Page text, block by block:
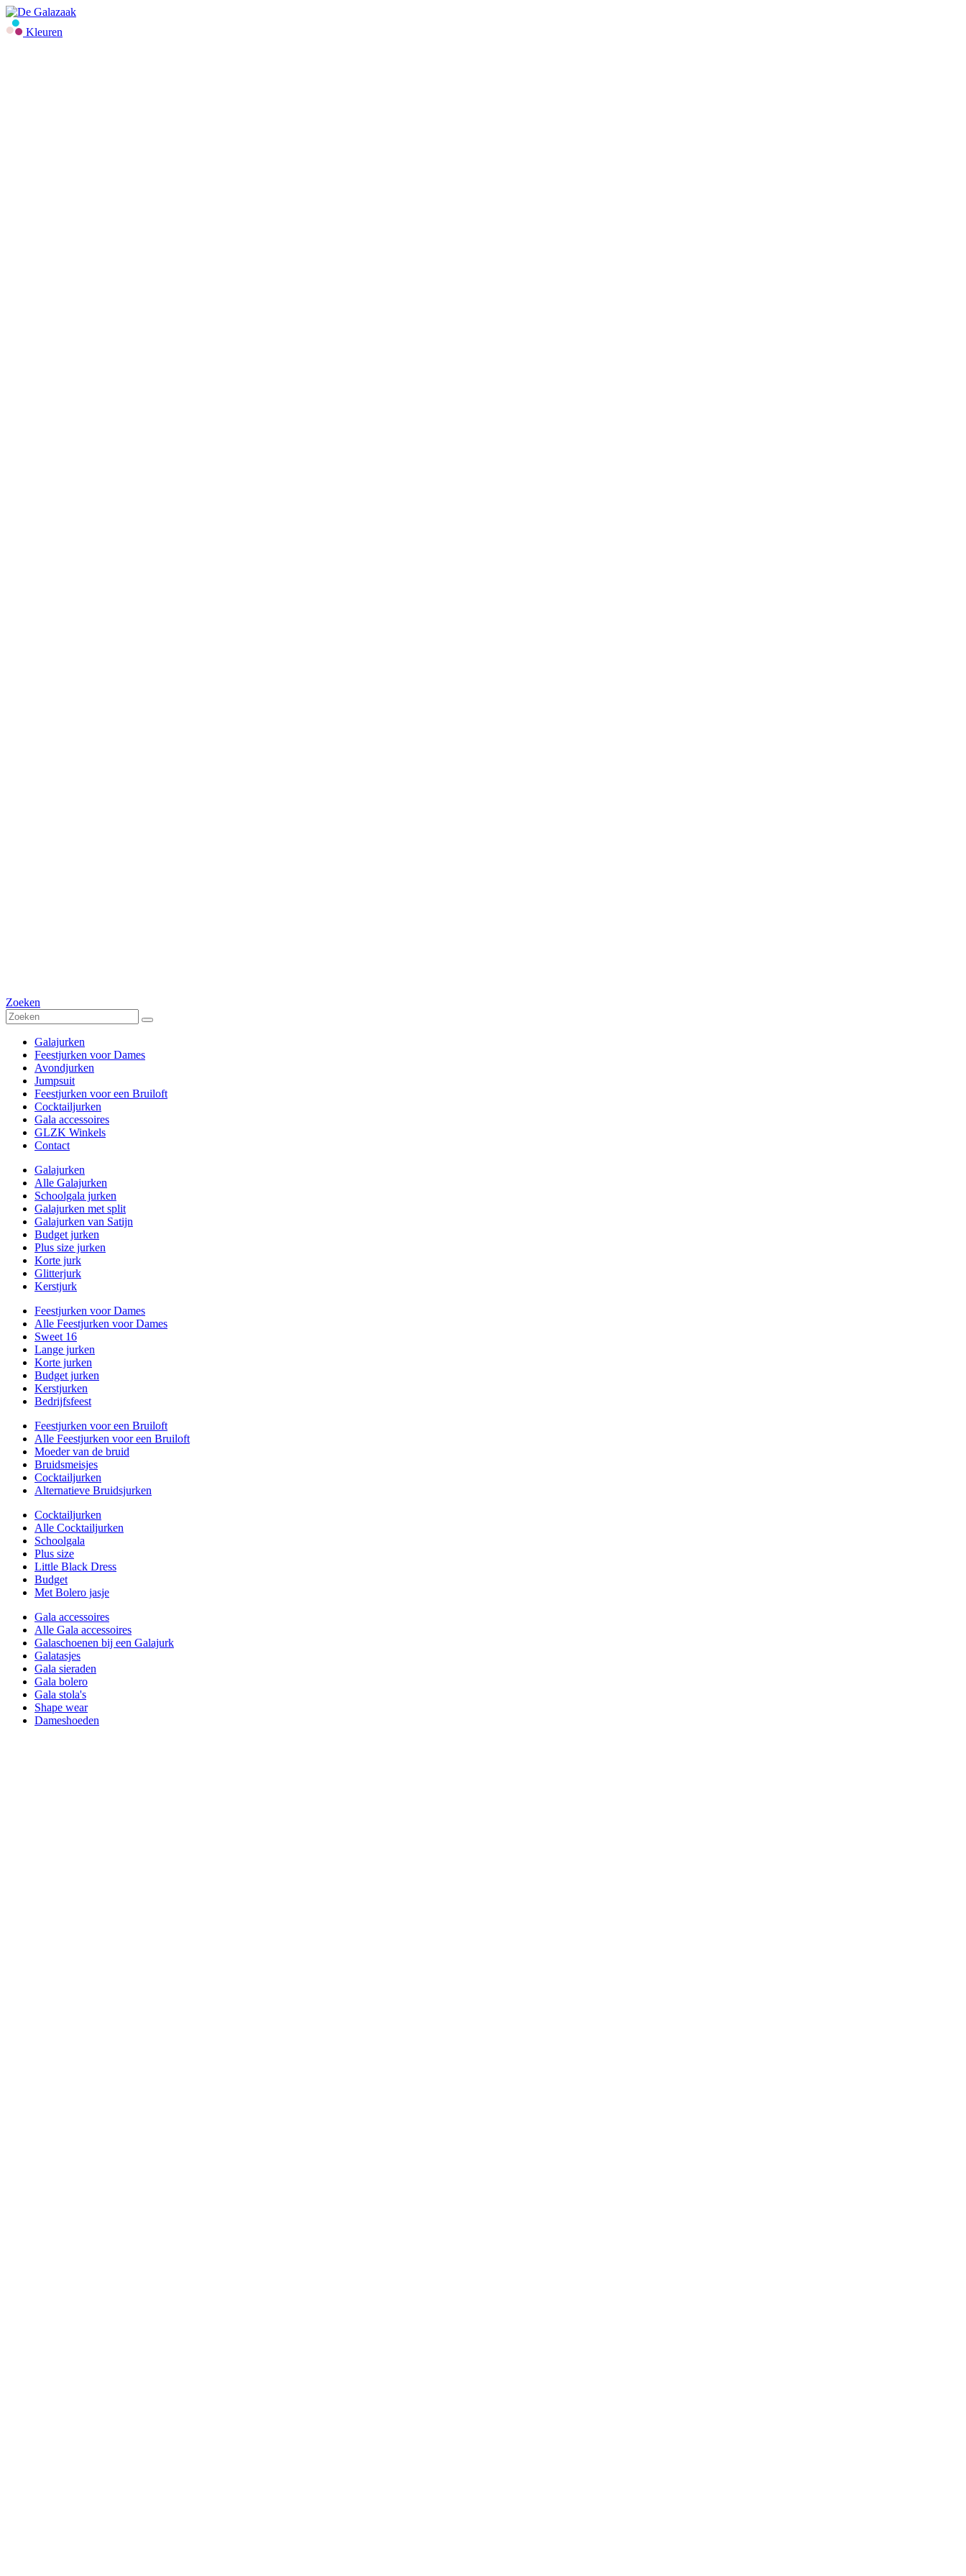
Kleuren
Zoeken
Galajurken
Feestjurken voor Dames
Avondjurken
Jumpsuit
Feestjurken voor een Bruiloft
Cocktailjurken
Gala accessoires
GLZK Winkels
Contact
Galajurken
Alle Galajurken
Schoolgala jurken
Galajurken met split
Galajurken van Satijn
Budget jurken
Plus size jurken
Korte jurk
Glitterjurk
Kerstjurk
Feestjurken voor Dames
Alle Feestjurken voor Dames
Sweet 16
Lange jurken
Korte jurken
Budget jurken
Kerstjurken
Bedrijfsfeest
Feestjurken voor een Bruiloft
Alle Feestjurken voor een Bruiloft
Moeder van de bruid
Bruidsmeisjes
Cocktailjurken
Alternatieve Bruidsjurken
Cocktailjurken
Alle Cocktailjurken
Schoolgala
Plus size
Little Black Dress
Budget
Met Bolero jasje
Gala accessoires
Alle Gala accessoires
Galaschoenen bij een Galajurk
Galatasjes
Gala sieraden
Gala bolero
Gala stola's
Shape wear
Dameshoeden